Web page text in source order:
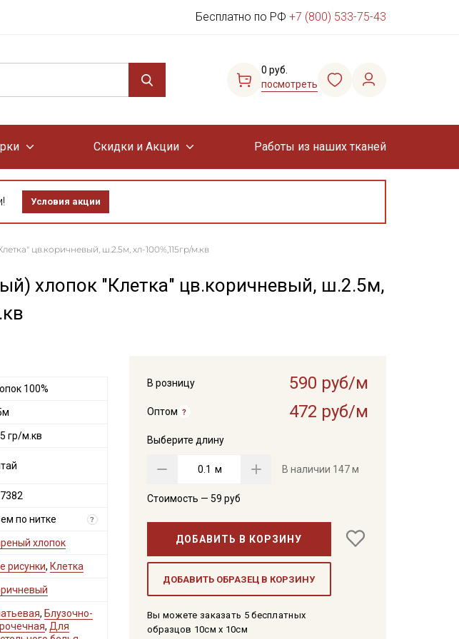
Бесплатно по РФ +7 (800) 533-75-43
0 руб.
посмотреть
Скидки и Акции Работы из наших тканей
Условия акции
цв.коричневый, ш.2.5м, хл-100%,115гр/м.кв
хлопок "Клетка" цв.коричневый, ш.2.5м,
В розницу 590 руб/м
Оптом 472 руб/м
Выберите длину
м В наличии 147 м
Стоимость — 59 руб
ДОБАВИТЬ В КОРЗИНУ
ДОБАВИТЬ ОБРАЗЕЦ В КОРЗИНУ
Вы можете заказать 5 бесплатных
образцов 10см x 10см
100%
гр/м.кв
по нитке ?
хлопок
рисунки, Клетка
, Блузочно-
, Для